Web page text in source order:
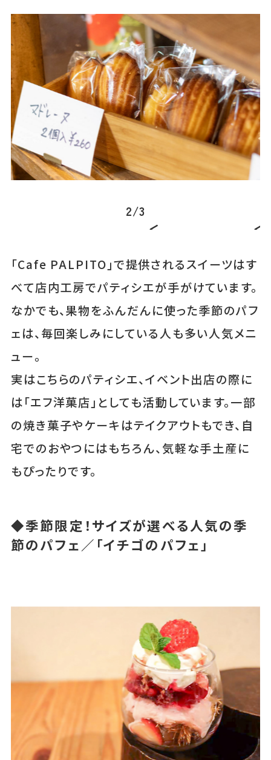
2/3
「Cafe PALPITO」で提供されるスイーツはす
べて店内工房でパティシエが手がけています。
なかでも、果物をふんだんに使った季節のパフ
ェは、毎回楽しみにしている人も多い人気メニ
ュー。
実はこちらのパティシエ、イベント出店の際に
は「エフ洋菓店」としても活動しています。一部
の焼き菓子やケーキはテイクアウトもでき、自
宅でのおやつにはもちろん、気軽な手土産に
もぴったりです。
◆季節限定！サイズが選べる人気の季
節のパフェ／「イチゴのパフェ」